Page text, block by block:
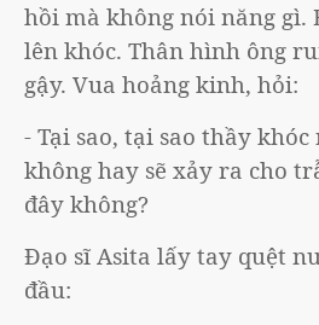
hồi mà không nói năng gì.
lên khóc. Thân hình ông
gậy. Vua hoảng kinh, hỏi:
- Tại sao, tại sao thầy khóc
không hay sẽ xảy ra cho
đây không?
Đạo sĩ Asita lấy tay quệt
đầu: